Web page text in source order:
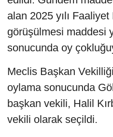
alan 2025 yılı Faaliyet
görüşülmesi maddesi
sonucunda oy
Meclis Başkan
oylama sonucunda
başkan vekili, Halil
vekili olarak seçildi.